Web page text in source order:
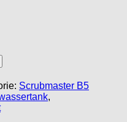
Scrubmaster B5
,